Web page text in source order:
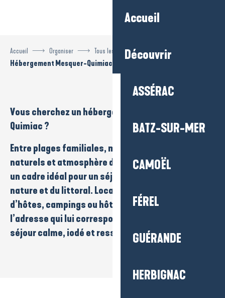
Accueil
Découvrir
ASSÉRAC
BATZ-SUR-MER
CAMOËL
FÉREL
GUÉRANDE
HERBIGNAC
Accueil Organiser
Tous les hébergements
Hébergement Mesquer-Quimiac
Vous cherchez un hébergement
Quimiac ?
Entre plages familiales, marais salants
naturels et atmosphère douce, la commune offre
un cadre idéal pour un séjour au plus près de la
nature et du littoral. Locations
d’hôtes, campings ou hôtels
: chacun peut trouver
l’adresse qui lui correspond pour profiter d’un
séjour calme, iodé et ressourçant.